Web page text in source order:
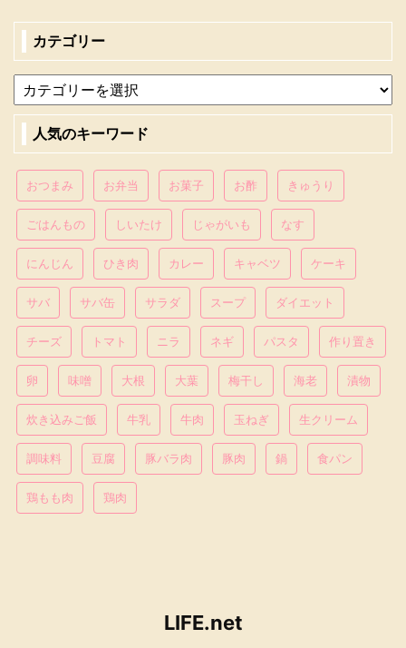
カテゴリー
人気のキーワード
おつまみ お弁当 お菓子 お酢 きゅうり
ごはんもの しいたけ じゃがいも なす
にんじん ひき肉 カレー キャベツ ケーキ
サバ サバ缶 サラダ スープ ダイエット
チーズ トマト ニラ ネギ パスタ 作り置き
卵 味噌 大根 大葉 梅干し 海老 漬物
炊き込みご飯 牛乳 牛肉 玉ねぎ 生クリーム
調味料 豆腐 豚バラ肉 豚肉 鍋 食パン
鶏もも肉 鶏肉
LIFE.net